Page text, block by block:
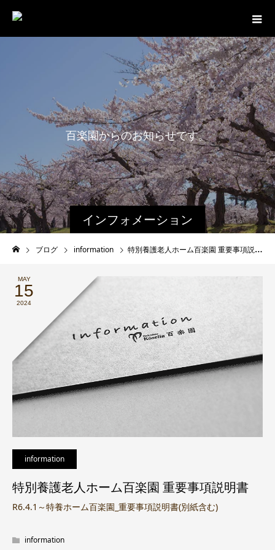
インフォメーション
百楽園からのお知らせです。
ブログ information 特別養護老人ホーム百楽園 重要事項説明書
MAY
15
2024
information
特別養護老人ホーム百楽園 重要事項説明書
R6.4.1～特養ホーム百楽園_重要事項説明書(別紙含む)
information